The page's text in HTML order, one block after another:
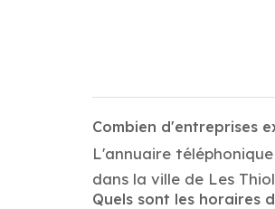
Combien d'entreprises
L'annuaire
dans la ville de Les
Quels sont les horaires